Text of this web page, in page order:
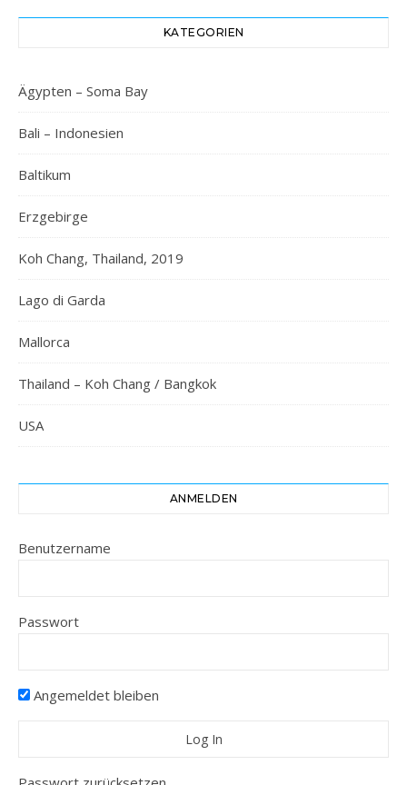
KATEGORIEN
Ägypten – Soma Bay
Bali – Indonesien
Baltikum
Erzgebirge
Koh Chang, Thailand, 2019
Lago di Garda
Mallorca
Thailand – Koh Chang / Bangkok
USA
ANMELDEN
Benutzername
Passwort
Angemeldet bleiben